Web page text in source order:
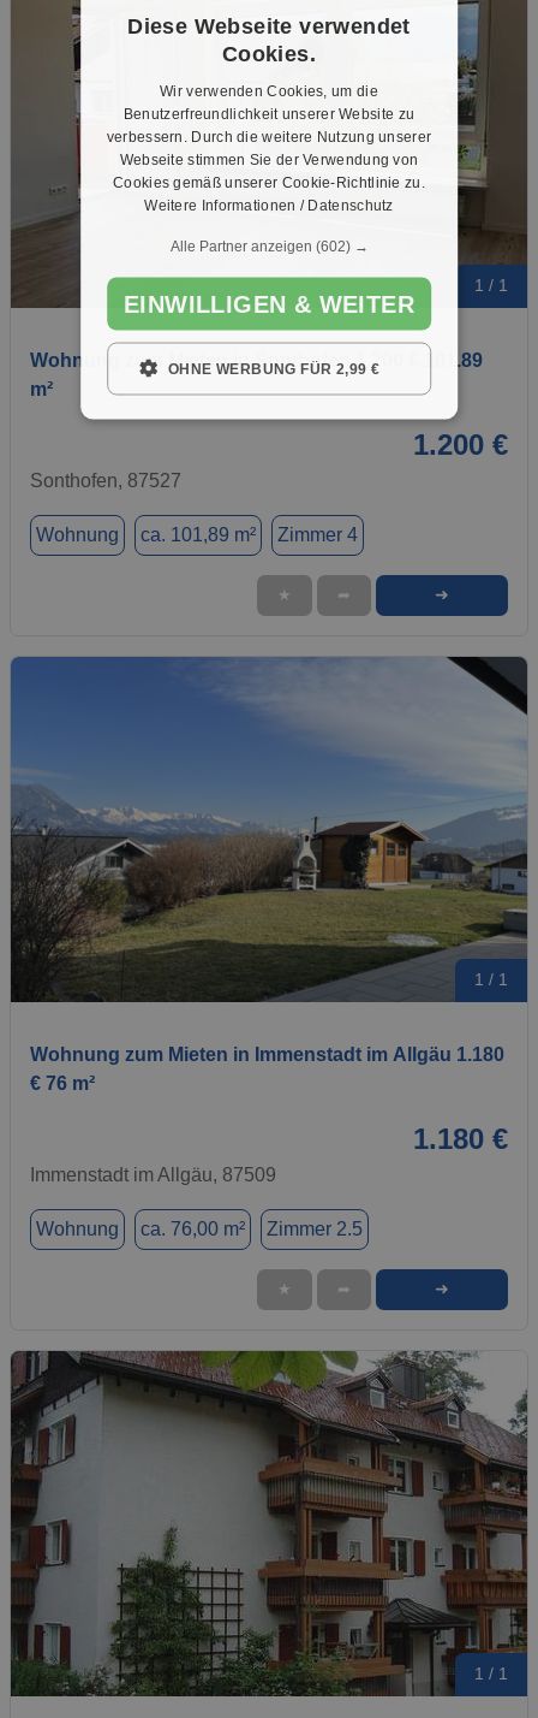
1 / 1
Wohnung zum Mieten in Sonthofen 1.200 € 101.89
m²
1.200 €
Sonthofen, 87527
Wohnung ca. 101,89 m² Zimmer 4
★ ➦ ➜
1 / 1
Wohnung zum Mieten in Immenstadt im Allgäu 1.180
€ 76 m²
1.180 €
Immenstadt im Allgäu, 87509
Wohnung ca. 76,00 m² Zimmer 2.5
★ ➦ ➜
1 / 1
Diese Webseite verwendet
Cookies.
Wir verwenden Cookies, um die
Benutzerfreundlichkeit unserer Website zu
verbessern. Durch die weitere Nutzung unserer
Webseite stimmen Sie der Verwendung von
Cookies gemäß unserer Cookie-Richtlinie zu.
Weitere Informationen / Datenschutz
Alle Partner anzeigen (602) →
EINWILLIGEN & WEITER
OHNE WERBUNG FÜR 2,99 €